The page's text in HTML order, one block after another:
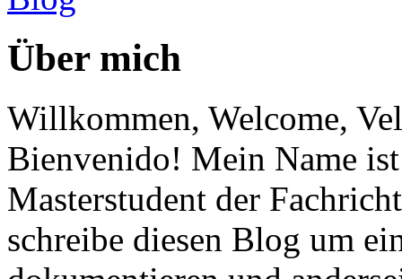
Über mich
Willkommen, Welcome,
Bienvenido! Mein Name
Masterstudent der
schreibe diesen Blog um